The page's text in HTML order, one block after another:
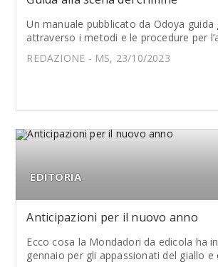
Un manuale pubblicato da Odoya guida
attraverso i metodi e le procedure per
REDAZIONE - MS, 23/10/2023
EDITORIA
Anticipazioni per il nuovo anno
Ecco cosa la Mondadori da edicola ha
gennaio per gli appassionati del giallo e